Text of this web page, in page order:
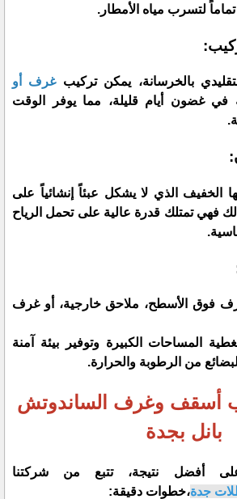
بالخرسانة، يمكن تركيبغرف أو
في غضون أيام قليلة، مما يوفر الوقت
الخفيف الذي لا يشكل عبئاً إنشائياً على
ذلك فهي تمتلك قدرة عالية على تحمل الرياح
فوق الأسطح، ملاحق خارجية، أو غرف
المساحات الكبيرة وتوفير بيئة آمنة
من الرطوبة والحرارة.
أسقف وغرف الساندوتش
بانل بجدة
أفضل نتيجة، تتبع من شركتنا
جدة،خطوات دقيقة: